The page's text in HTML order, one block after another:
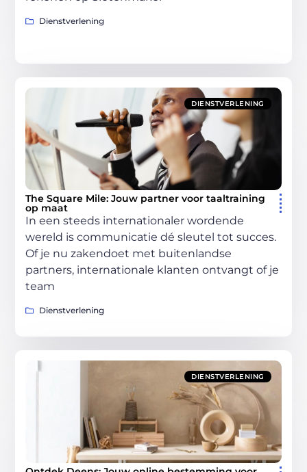
Dienstverlening
DIENSTVERLENING
The Square Mile: Jouw partner voor taaltraining
op maat
In een steeds internationaler wordende
wereld is communicatie dé sleutel tot succes.
Of je nu zakendoet met buitenlandse
partners, internationale klanten ontvangt of je
team
Dienstverlening
DIENSTVERLENING